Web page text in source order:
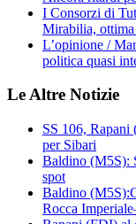
I Consorzi di
Mirabilia, ottima
L’opinione /
politica quasi
Le Altre Notizie
SS 106,
per Sibari
Baldino (M5S):
spot
Baldino
Rocca